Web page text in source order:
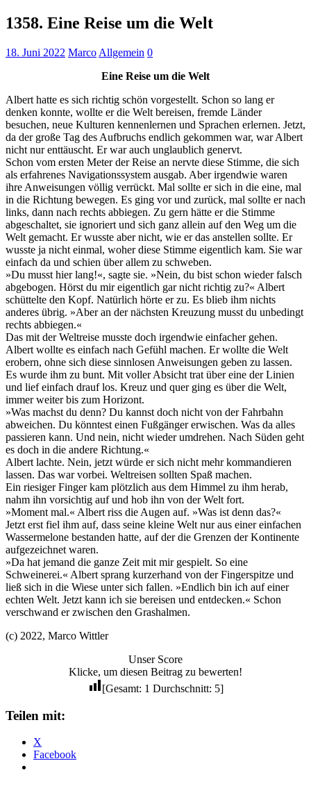
1358. Eine Reise um die Welt
18. Juni 2022 Marco Allgemein 0
Eine Reise um die Welt
Albert hatte es sich richtig schön vorgestellt. Schon so lang er
denken konnte, wollte er die Welt bereisen, fremde Länder
besuchen, neue Kulturen kennenlernen und Sprachen erlernen. Jetzt,
da der große Tag des Aufbruchs endlich gekommen war, war Albert
nicht nur enttäuscht. Er war auch unglaublich genervt.
Schon vom ersten Meter der Reise an nervte diese Stimme, die sich
als erfahrenes Navigationssystem ausgab. Aber irgendwie waren
ihre Anweisungen völlig verrückt. Mal sollte er sich in die eine, mal
in die Richtung bewegen. Es ging vor und zurück, mal sollte er nach
links, dann nach rechts abbiegen. Zu gern hätte er die Stimme
abgeschaltet, sie ignoriert und sich ganz allein auf den Weg um die
Welt gemacht. Er wusste aber nicht, wie er das anstellen sollte. Er
wusste ja nicht einmal, woher diese Stimme eigentlich kam. Sie war
einfach da und schien über allem zu schweben.
»Du musst hier lang!«, sagte sie. »Nein, du bist schon wieder falsch
abgebogen. Hörst du mir eigentlich gar nicht richtig zu?« Albert
schüttelte den Kopf. Natürlich hörte er zu. Es blieb ihm nichts
anderes übrig. »Aber an der nächsten Kreuzung musst du unbedingt
rechts abbiegen.«
Das mit der Weltreise musste doch irgendwie einfacher gehen.
Albert wollte es einfach nach Gefühl machen. Er wollte die Welt
erobern, ohne sich diese sinnlosen Anweisungen geben zu lassen.
Es wurde ihm zu bunt. Mit voller Absicht trat über eine der Linien
und lief einfach drauf los. Kreuz und quer ging es über die Welt,
immer weiter bis zum Horizont.
»Was machst du denn? Du kannst doch nicht von der Fahrbahn
abweichen. Du könntest einen Fußgänger erwischen. Was da alles
passieren kann. Und nein, nicht wieder umdrehen. Nach Süden geht
es doch in die andere Richtung.«
Albert lachte. Nein, jetzt würde er sich nicht mehr kommandieren
lassen. Das war vorbei. Weltreisen sollten Spaß machen.
Ein riesiger Finger kam plötzlich aus dem Himmel zu ihm herab,
nahm ihn vorsichtig auf und hob ihn von der Welt fort.
»Moment mal.« Albert riss die Augen auf. »Was ist denn das?«
Jetzt erst fiel ihm auf, dass seine kleine Welt nur aus einer einfachen
Wassermelone bestanden hatte, auf der die Grenzen der Kontinente
aufgezeichnet waren.
»Da hat jemand die ganze Zeit mit mir gespielt. So eine
Schweinerei.« Albert sprang kurzerhand von der Fingerspitze und
ließ sich in die Wiese unter sich fallen. »Endlich bin ich auf einer
echten Welt. Jetzt kann ich sie bereisen und entdecken.« Schon
verschwand er zwischen den Grashalmen.
(c) 2022, Marco Wittler
Unser Score
Klicke, um diesen Beitrag zu bewerten!
[Gesamt: 1 Durchschnitt: 5]
Teilen mit:
X
Facebook